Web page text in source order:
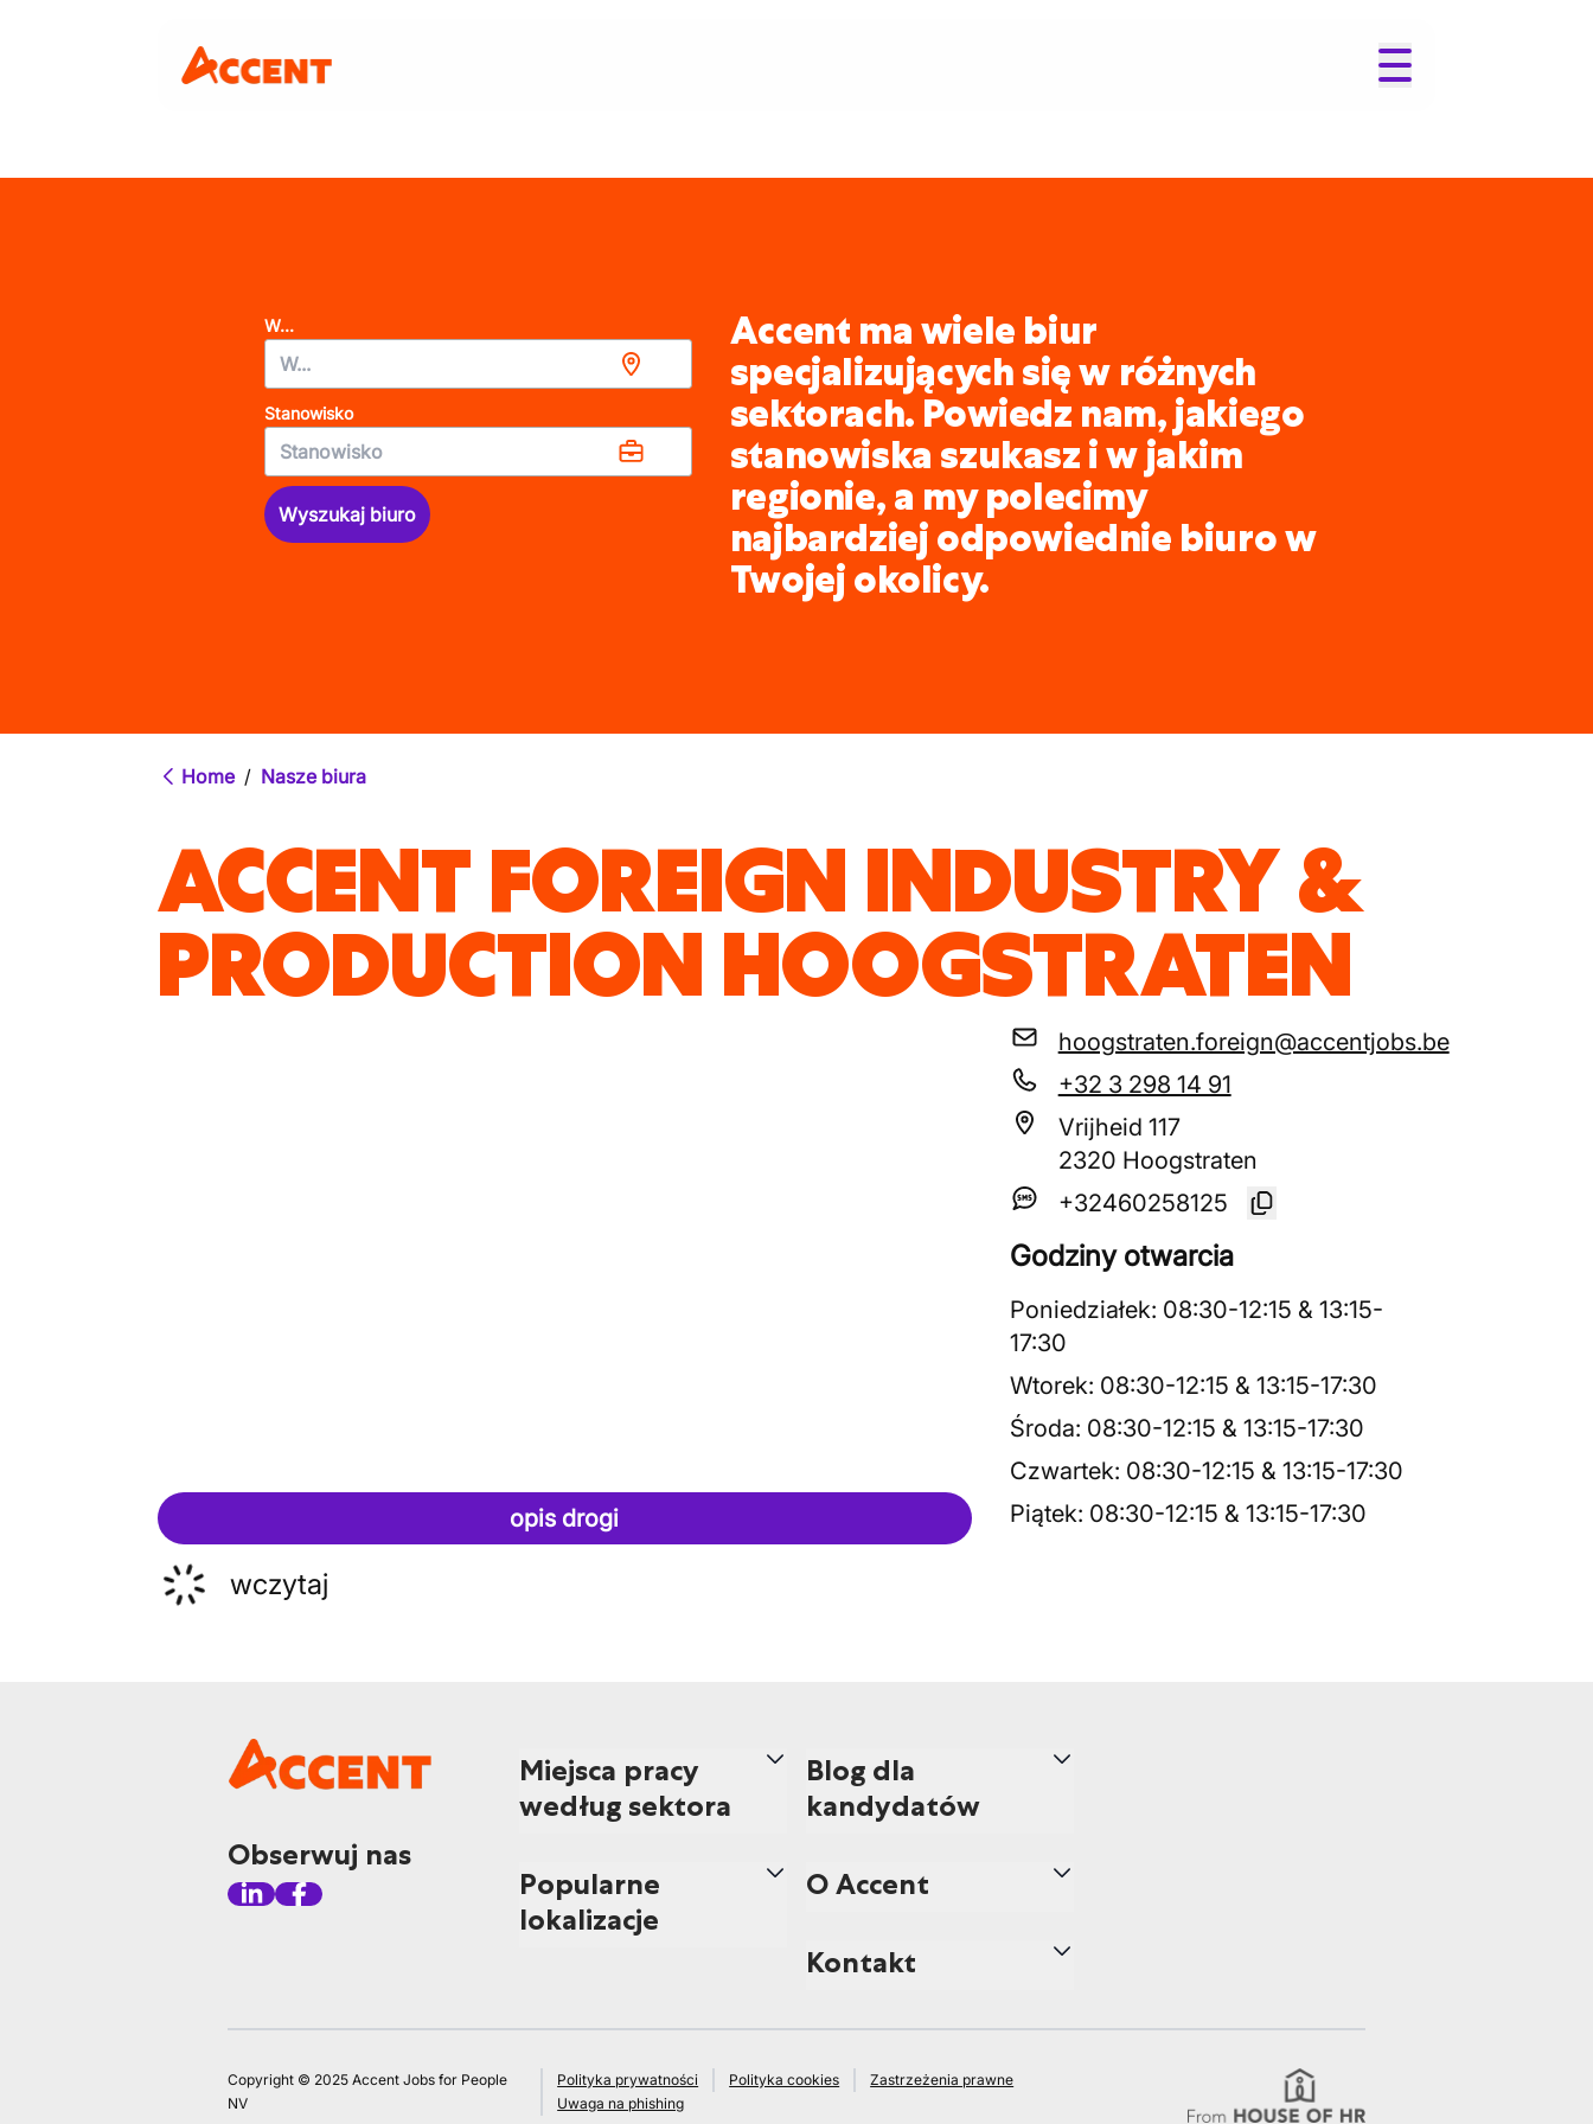
W...
Stanowisko
Wyszukaj biuro
Accent ma wiele biur
specjalizujących się w różnych
sektorach. Powiedz nam, jakiego
stanowiska szukasz i w jakim
regionie, a my polecimy
najbardziej odpowiednie biuro w
Twojej okolicy.
Home / Nasze biura
ACCENT FOREIGN INDUSTRY &
PRODUCTION HOOGSTRATEN
opis drogi
hoogstraten.foreign@accentjobs.be
+32 3 298 14 91
Vrijheid 117
2320 Hoogstraten
+32460258125
Godziny otwarcia
Poniedziałek: 08:30-12:15 & 13:15-
17:30
Wtorek: 08:30-12:15 & 13:15-17:30
Środa: 08:30-12:15 & 13:15-17:30
Czwartek: 08:30-12:15 & 13:15-17:30
Piątek: 08:30-12:15 & 13:15-17:30
wczytaj
Obserwuj nas
Miejsca pracy
według sektora
Popularne
lokalizacje
Blog dla
kandydatów
O Accent
Kontakt
Copyright © 2025 Accent Jobs for People
NV
Polityka prywatności Polityka cookies
Zastrzeżenia prawne
Uwaga na phishing